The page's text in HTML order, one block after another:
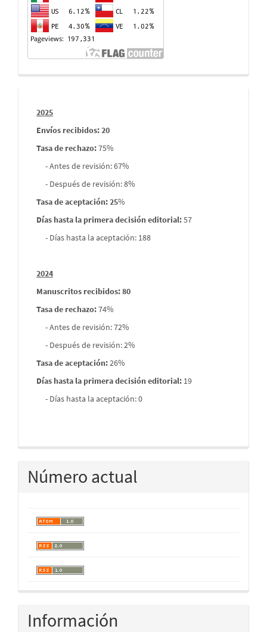
envios
2025
Envíos recibidos: 20
Tasa de rechazo:75%
- Antes de revisión: 67%
- Después de revisión: 8%
Tasa de aceptación: 25%
Días hasta la primera decisión editorial:57
- Días hasta la aceptación: 188
2024
Manuscritos recibidos: 80
Tasa de rechazo:74%
- Antes de revisión: 72%
- Después de revisión: 2%
Tasa de aceptación:26%
Días hasta la primera decisión editorial: 19
- Días hasta la aceptación: 0
Número actual
Información